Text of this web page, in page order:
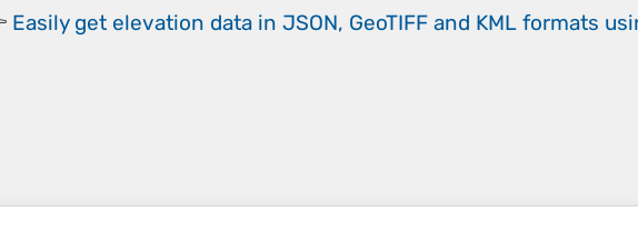
Easily get elevation data in JSON, GeoTIFF and KML formats